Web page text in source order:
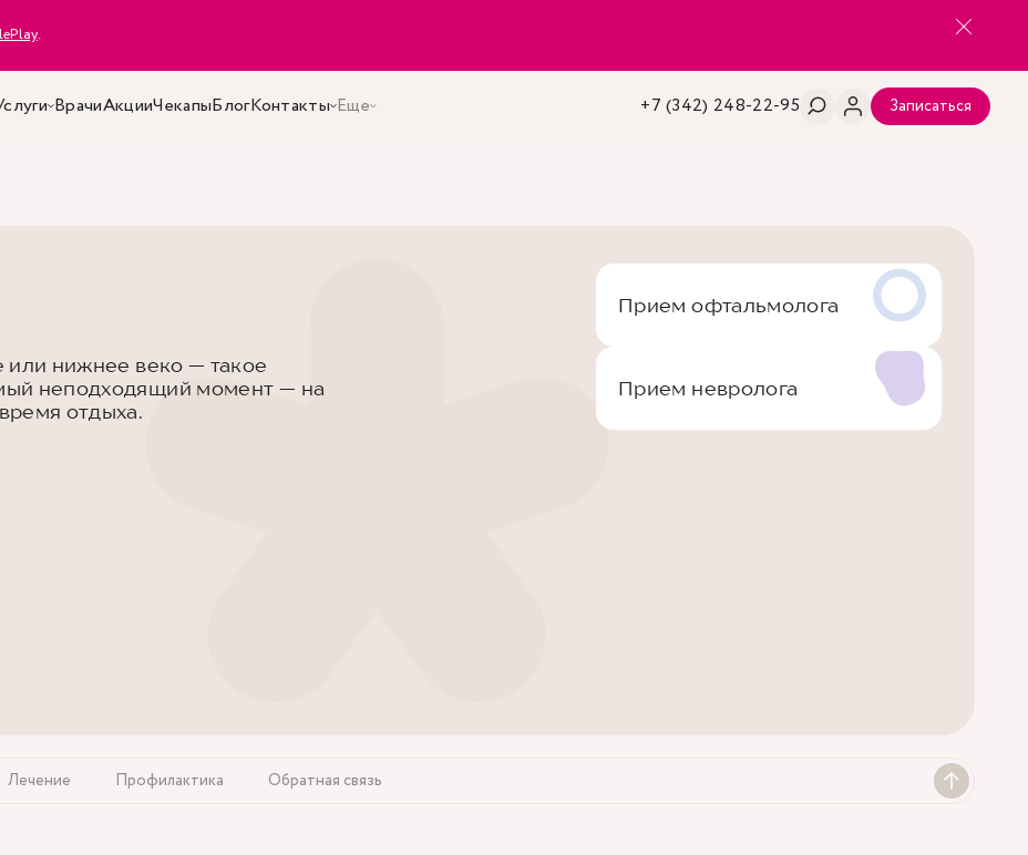
.
ВрачиАкцииЧекапыБлогКонтакты Еще +7 (342) 248-22-95 Записаться
или нижнее веко — такое
неподходящий момент — на
отдыха.
Прием офтальмолога
Прием невролога
Лечение Профилактика Обратная связь